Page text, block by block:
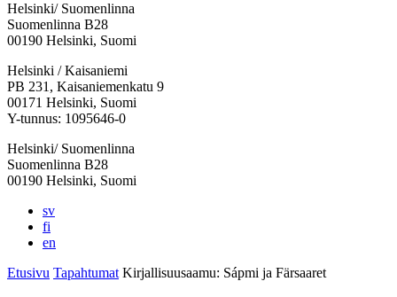
Helsinki/ Suomenlinna
Suomenlinna B28
00190 Helsinki, Suomi
Facebook:
Avataan
uuteen
välilehteen
Instagram:
Avataan
uuteen
välilehteen
TikTok:
Avataan
uuteen
välilehteen
Youtube:
Avataan
uuteen
välilehteen
Vimeo:
Avataan
uuteen
välilehteen
Helsinki / Kaisaniemi
PB 231, Kaisaniemenkatu 9
00171 Helsinki, Suomi
Y-tunnus: 1095646-0
Helsinki/ Suomenlinna
Suomenlinna B28
00190 Helsinki, Suomi
sv
fi
en
Etusivu Tapahtumat Kirjallisuusaamu: Sápmi ja Färsaaret